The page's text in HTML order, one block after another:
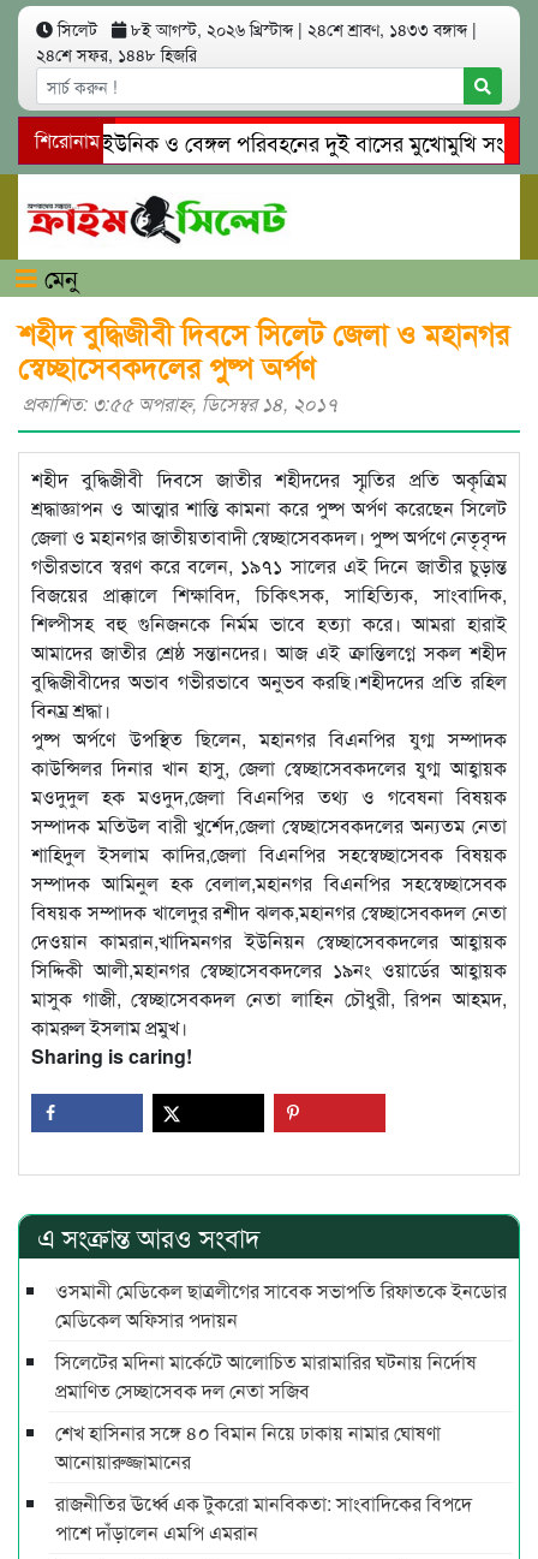
সিলেট ৮ই আগস্ট, ২০২৬ খ্রিস্টাব্দ | ২৪শে শ্রাবণ, ১৪৩৩ বঙ্গাব্দ |
২৪শে সফর, ১৪৪৮ হিজরি
শিরোনাম
সিলেটে ইউনিক ও বেঙ্গল পরিবহনের দুই বাসের মুখোমুখি
গোয়াইনঘাটে প্রেমের ফাঁদে তরুণী পাচার: মাদকাসক্ত রিমালকে
মেনু
শহীদ বুদ্ধিজীবী দিবসে সিলেট জেলা ও মহানগর
স্বেচ্ছাসেবকদলের পুষ্প অর্পণ
প্রকাশিত: ৩:৫৫ অপরাহ্ণ, ডিসেম্বর ১৪, ২০১৭
শহীদ বুদ্ধিজীবী দিবসে জাতীর শহীদদের স্মৃতির প্রতি অকৃত্রিম
শ্রদ্ধাজ্ঞাপন ও আত্মার শান্তি কামনা করে পুষ্প অর্পণ করেছেন সিলেট
জেলা ও মহানগর জাতীয়তাবাদী স্বেচ্ছাসেবকদল। পুষ্প অর্পণে নেতৃবৃন্দ
গভীরভাবে স্বরণ করে বলেন, ১৯৭১ সালের এই দিনে জাতীর চুড়ান্ত
বিজয়ের প্রাক্কালে শিক্ষাবিদ, চিকিৎসক, সাহিত্যিক, সাংবাদিক,
শিল্পীসহ বহু গুনিজনকে নির্মম ভাবে হত্যা করে। আমরা হারাই
আমাদের জাতীর শ্রেষ্ঠ সন্তানদের। আজ এই ক্রান্তিলগ্নে সকল শহীদ
বুদ্ধিজীবীদের অভাব গভীরভাবে অনুভব করছি।শহীদদের প্রতি রহিল
বিনম্র শ্রদ্ধা।
পুষ্প অর্পণে উপস্থিত ছিলেন, মহানগর বিএনপির যুগ্ম সম্পাদক
কাউন্সিলর দিনার খান হাসু, জেলা স্বেচ্ছাসেবকদলের যুগ্ম আহ্বায়ক
মওদুদুল হক মওদুদ,জেলা বিএনপির তথ্য ও গবেষনা বিষয়ক
সম্পাদক মতিউল বারী খুর্শেদ,জেলা স্বেচ্ছাসেবকদলের অন্যতম নেতা
শাহিদুল ইসলাম কাদির,জেলা বিএনপির সহস্বেচ্ছাসেবক বিষয়ক
সম্পাদক আমিনুল হক বেলাল,মহানগর বিএনপির সহস্বেচ্ছাসেবক
বিষয়ক সম্পাদক খালেদুর রশীদ ঝলক,মহানগর স্বেচ্ছাসেবকদল নেতা
দেওয়ান কামরান,খাদিমনগর ইউনিয়ন স্বেচ্ছাসেবকদলের আহ্বায়ক
সিদ্দিকী আলী,মহানগর স্বেচ্ছাসেবকদলের ১৯নং ওয়ার্ডের আহ্বায়ক
মাসুক গাজী, স্বেচ্ছাসেবকদল নেতা লাহিন চৌধুরী, রিপন আহমদ,
কামরুল ইসলাম প্রমুখ।
Sharing is caring!
এ সংক্রান্ত আরও সংবাদ
ওসমানী মেডিকেল ছাত্রলীগের সাবেক সভাপতি রিফাতকে ইনডোর
মেডিকেল অফিসার পদায়ন
সিলেটের মদিনা মার্কেটে আলোচিত মারামারির ঘটনায় নির্দোষ
প্রমাণিত সেচ্ছাসেবক দল নেতা সজিব
শেখ হাসিনার সঙ্গে ৪০ বিমান নিয়ে ঢাকায় নামার ঘোষণা
আনোয়ারুজ্জামানের
রাজনীতির ঊর্ধ্বে এক টুকরো মানবিকতা: সাংবাদিকের বিপদে
পাশে দাঁড়ালেন এমপি এমরান